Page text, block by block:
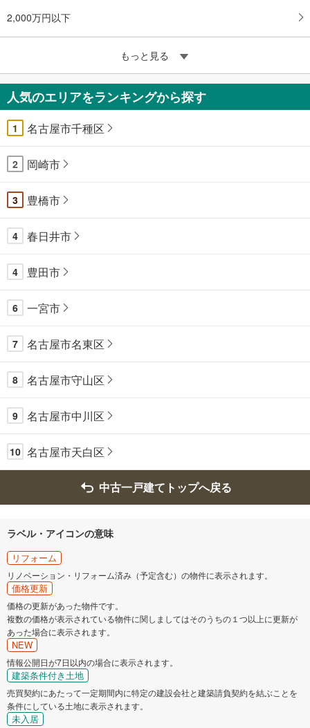
2,000万円以下
もっと見る
人気のエリアをランキングから探す
1 名古屋市千種区
2 岡崎市
3 豊橋市
4 春日井市
4 豊田市
6 一宮市
7 名古屋市名東区
8 名古屋市守山区
9 名古屋市中川区
10 名古屋市天白区
中古一戸建てトップへ戻る
ラベル・アイコンの意味
リフォーム
リノベーション・リフォーム済み（予定含む）の物件に表示されます。
価格更新
価格の更新があった物件です。
複数の価格が表示されている物件に関しましてはそのうちの１つ以上に更新が
あった場合に表示されます。
NEW
情報公開日が7日以内の場合に表示されます。
建築条件付き土地
売買契約にあたって一定期間内に特定の建設会社と建築請負契約を結ぶことを
条件にしている土地に表示されます。
未入居